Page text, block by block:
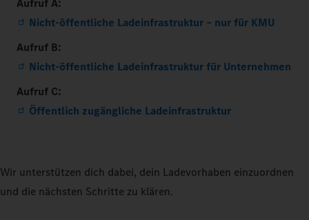
Aufruf A:
Nicht-öffentliche Ladeinfrastruktur – nur für KMU
Aufruf B:
Nicht-öffentliche Ladeinfrastruktur für Unternehmen
Aufruf C:
Öffentlich zugängliche Ladeinfrastruktur
Wir unterstützen dich dabei, dein Ladevorhaben einzuordnen
und die nächsten Schritte zu klären.